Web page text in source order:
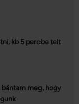
kb 5 percbe telt
meg, hogy